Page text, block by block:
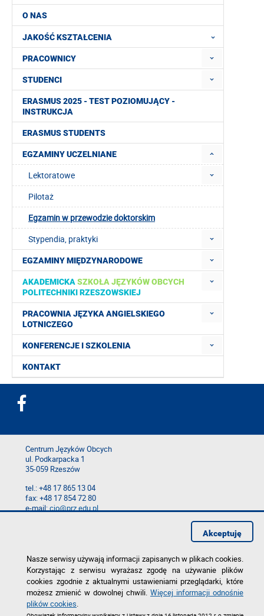
O NAS
JAKOŚĆ KSZTAŁCENIA
PRACOWNICY
STUDENCI
ERASMUS 2025 - TEST POZIOMUJĄCY -
INSTRUKCJA
ERASMUS STUDENTS
EGZAMINY UCZELNIANE
Lektoratowe
Pilotaż
Egzamin w przewodzie doktorskim
Stypendia, praktyki
EGZAMINY MIĘDZYNARODOWE
AKADEMICKA SZKOŁA JĘZYKÓW OBCYCH
POLITECHNIKI RZESZOWSKIEJ
PRACOWNIA JĘZYKA ANGIELSKIEGO
LOTNICZEGO
KONFERENCJE I SZKOLENIA
KONTAKT
Centrum Języków Obcych
ul. Podkarpacka 1
35-059 Rzeszów
tel.: +48 17 865 13 04
fax: +48 17 854 72 80
e-mail:cjo@prz.edu.pl
Zgłoś błąd na stronie
Nasze serwisy używają informacji zapisanych w plikach cookies.
Korzystając z serwisu wyrażasz zgodę na używanie plików
cookies zgodnie z aktualnymi ustawieniami przeglądarki, które
możesz zmienić w dowolnej chwili. Więcej informacji odnośnie
plików cookies.
Akceptuję